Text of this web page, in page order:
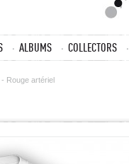
ALBUMS COLLECTORS
Rouge artériel